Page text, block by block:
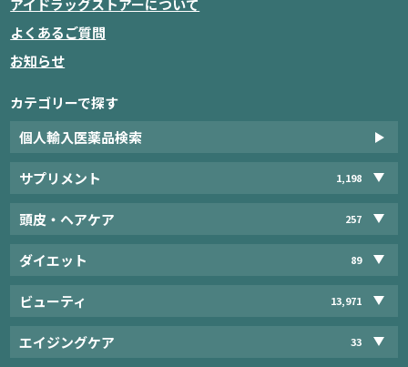
アイドラッグストアーについて
よくあるご質問
お知らせ
カテゴリーで探す
個人輸入医薬品検索
サプリメント 1,198
頭皮・ヘアケア 257
ダイエット 89
ビューティ 13,971
エイジングケア 33